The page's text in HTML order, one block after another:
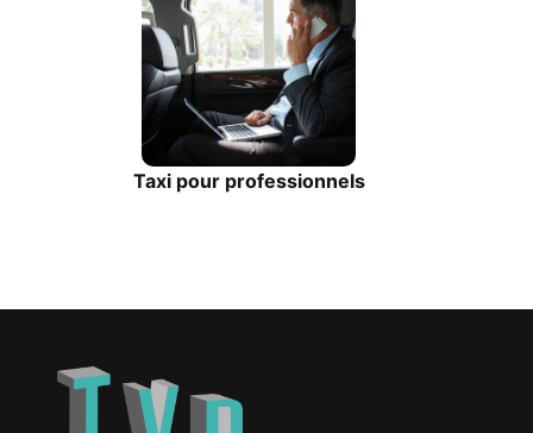
Taxi pour professionnels